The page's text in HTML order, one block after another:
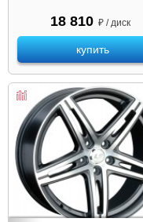
18 810 ₽ / диск
купить